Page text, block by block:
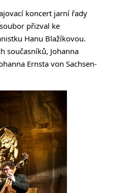
koncert jarní řady
přizval ke
Hanu Blažíkovou.
současníků, Johanna
Ernsta von Sachsen-